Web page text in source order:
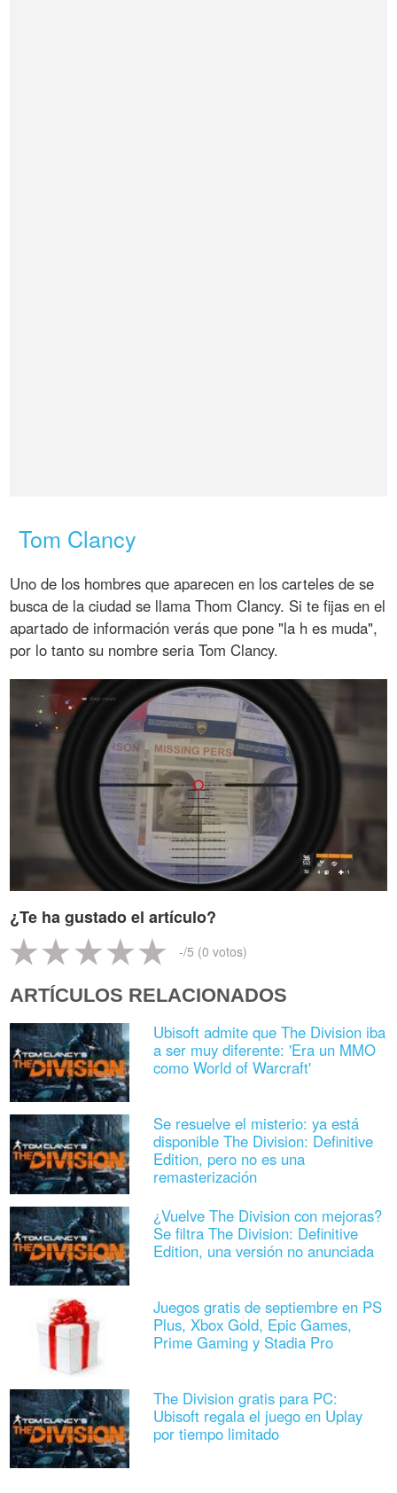
Tom Clancy
Uno de los hombres que aparecen en los carteles de se
busca de la ciudad se llama Thom Clancy. Si te fijas en el
apartado de información verás que pone "la h es muda",
por lo tanto su nombre seria Tom Clancy.
¿Te ha gustado el artículo?
-/5 (0 votos)
ARTÍCULOS RELACIONADOS
Ubisoft admite que The Division iba
a ser muy diferente: 'Era un MMO
como World of Warcraft'
Se resuelve el misterio: ya está
disponible The Division: Definitive
Edition, pero no es una
remasterización
¿Vuelve The Division con mejoras?
Se filtra The Division: Definitive
Edition, una versión no anunciada
Juegos gratis de septiembre en PS
Plus, Xbox Gold, Epic Games,
Prime Gaming y Stadia Pro
The Division gratis para PC:
Ubisoft regala el juego en Uplay
por tiempo limitado